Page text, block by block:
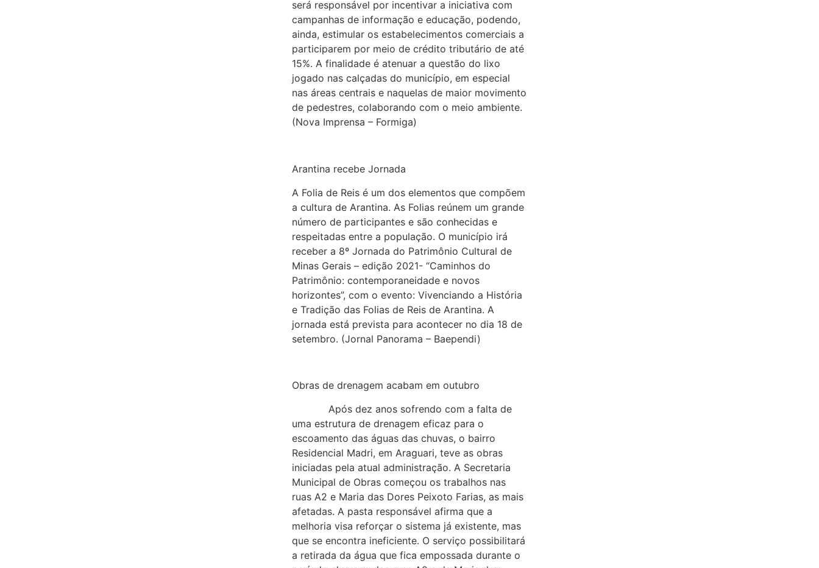
será responsável por incentivar a iniciativa com
campanhas de informação e educação, podendo,
ainda, estimular os estabelecimentos comerciais a
participarem por meio de crédito tributário de até
15%. A finalidade é atenuar a questão do lixo
jogado nas calçadas do município, em especial
nas áreas centrais e naquelas de maior movimento
de pedestres, colaborando com o meio ambiente.
(Nova Imprensa – Formiga)
Arantina recebe Jornada
A Folia de Reis é um dos elementos que compõem
a cultura de Arantina. As Folias reúnem um grande
número de participantes e são conhecidas e
respeitadas entre a população. O município irá
receber a 8º Jornada do Patrimônio Cultural de
Minas Gerais – edição 2021- “Caminhos do
Patrimônio: contemporaneidade e novos
horizontes”, com o evento: Vivenciando a História
e Tradição das Folias de Reis de Arantina. A
jornada está prevista para acontecer no dia 18 de
setembro. (Jornal Panorama – Baependi)
Obras de drenagem acabam em outubro
Após dez anos sofrendo com a falta de
uma estrutura de drenagem eficaz para o
escoamento das águas das chuvas, o bairro
Residencial Madri, em Araguari, teve as obras
iniciadas pela atual administração. A Secretaria
Municipal de Obras começou os trabalhos nas
ruas A2 e Maria das Dores Peixoto Farias, as mais
afetadas. A pasta responsável afirma que a
melhoria visa reforçar o sistema já existente, mas
que se encontra ineficiente. O serviço possibilitará
a retirada da água que fica empossada durante o